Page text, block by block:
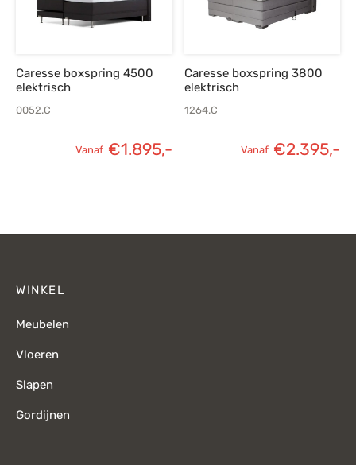
Caresse boxspring 4500
elektrisch
0052.C
Vanaf €1.895,-
Caresse boxspring 3800
elektrisch
1264.C
Vanaf €2.395,-
WINKEL
Meubelen
Vloeren
Slapen
Gordijnen